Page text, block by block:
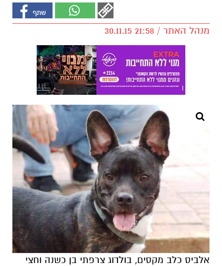
מנהל האתר / 21:58 30.11.15
אלביס כלב מקסים, בולדוג צרפתי בן כשנה וחצי